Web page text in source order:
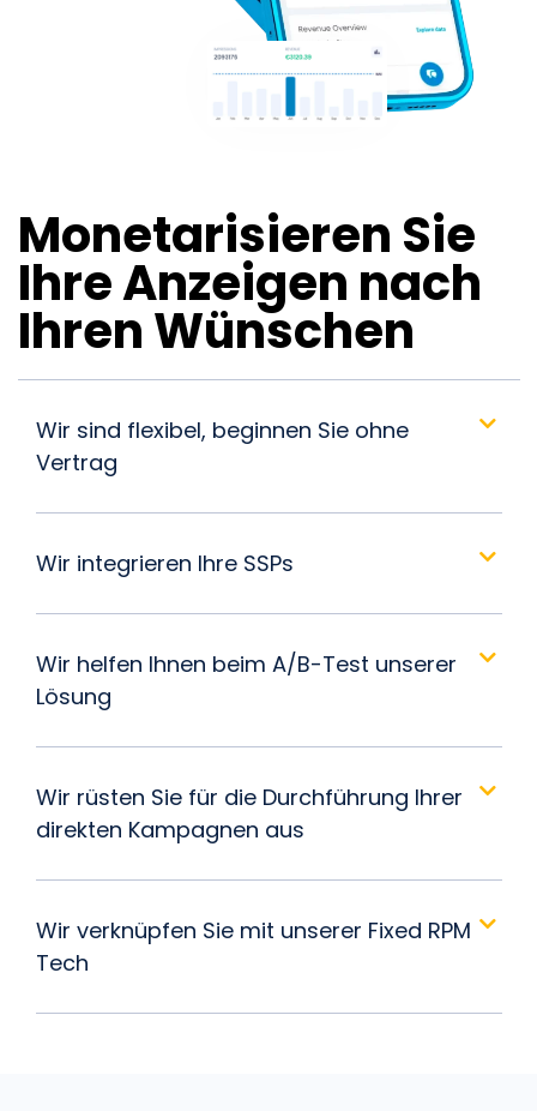
Monetarisieren Sie
Ihre Anzeigen nach
Ihren Wünschen
Wir sind flexibel, beginnen Sie ohne
Vertrag
Wir integrieren Ihre SSPs
Wir helfen Ihnen beim A/B-Test unserer
Lösung
Wir rüsten Sie für die Durchführung Ihrer
direkten Kampagnen aus
Wir verknüpfen Sie mit unserer Fixed RPM
Tech